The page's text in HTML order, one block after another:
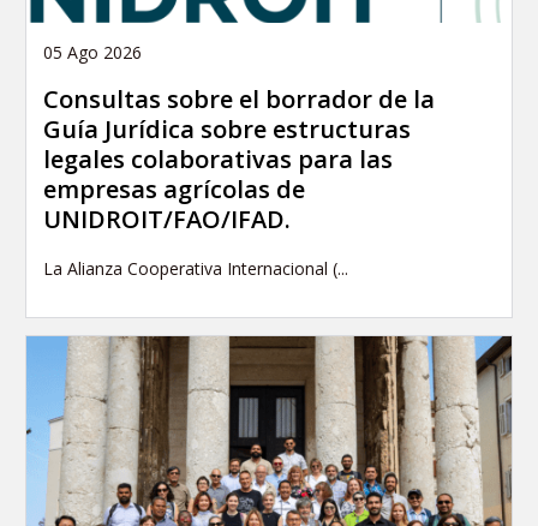
05 Ago 2026
Consultas sobre el borrador de la
Guía Jurídica sobre estructuras
legales colaborativas para las
empresas agrícolas de
UNIDROIT/FAO/IFAD.
La Alianza Cooperativa Internacional (...